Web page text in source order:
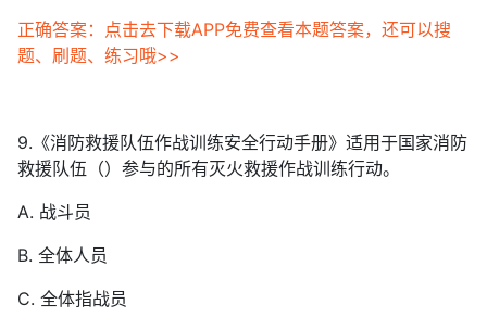
正确答案：点击去下载APP免费查看本题答案，还可以搜
题、刷题、练习哦>>
9.《消防救援队伍作战训练安全行动手册》适用于国家消防
救援队伍（）参与的所有灭火救援作战训练行动。
A. 战斗员
B. 全体人员
C. 全体指战员